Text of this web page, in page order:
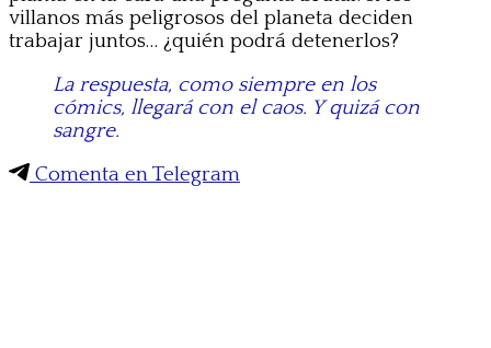
villanos más peligrosos del planeta deciden
trabajar juntos… ¿quién podrá detenerlos?
La respuesta, como siempre en los
cómics, llegará con el caos. Y quizá con
sangre.
Comenta en Telegram